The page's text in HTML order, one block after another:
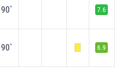
90` 7.6
90` 6.9